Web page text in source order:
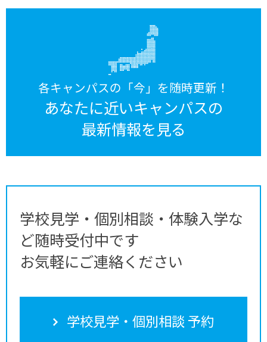
各キャンパスの「今」を随時更新！
あなたに近いキャンパスの
最新情報を見る
学校見学・個別相談・体験入学な
ど随時受付中です
お気軽にご連絡ください
学校見学・個別相談 予約